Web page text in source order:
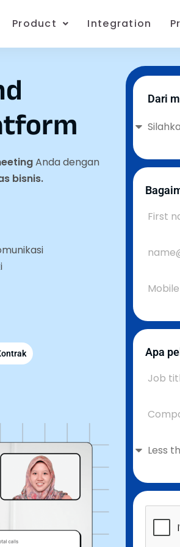
Product Integration
Anda dengan
bisnis.
Dari
Apa